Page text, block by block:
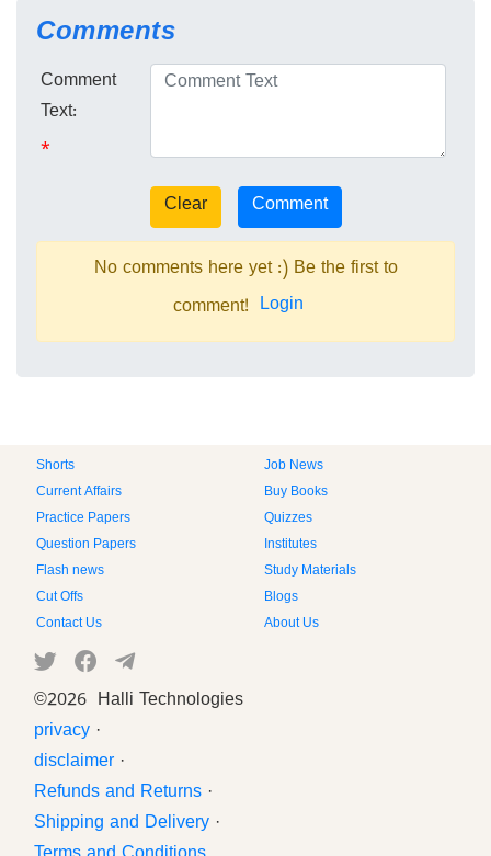
Comments
Comment
Text:
*
No comments here yet :) Be the first to
comment! Login
Shorts
Job News
Current Affairs
Buy Books
Practice Papers
Quizzes
Question Papers
Institutes
Flash news
Study Materials
Cut Offs
Blogs
Contact Us
About Us
©2026 Halli Technologies
privacy ·
disclaimer ·
Refunds and Returns ·
Shipping and Delivery ·